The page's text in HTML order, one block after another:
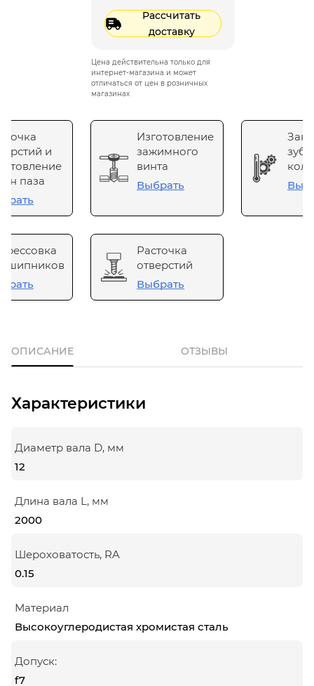
Рассчитать
доставку
Цена действительна только для
интернет-магазина и может
отличаться от цен в розничных
магазинах
и
паза
Изготовление
зажимного
винта
Выбрать
Расточка
отверстий
Выбрать
ОПИСАНИЕ ОТЗЫВЫ
Характеристики
Диаметр вала D, мм
12
Длина вала L, мм
2000
Шероховатость, RA
0.15
Материал
Высокоуглеродистая хромистая сталь
Допуск:
f7